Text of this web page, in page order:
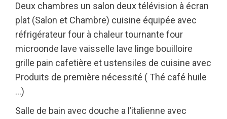
Deux chambres un salon deux télévision à écran
plat (Salon et Chambre) cuisine équipée avec
réfrigérateur four à chaleur tournante four
microonde lave vaisselle lave linge bouilloire
grille pain cafetière et ustensiles de cuisine avec
Produits de première nécessité ( Thé café huile
…)
Salle de bain avec douche a l’italienne avec